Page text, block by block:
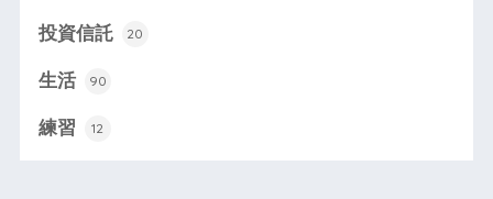
投資信託 20
生活 90
練習 12